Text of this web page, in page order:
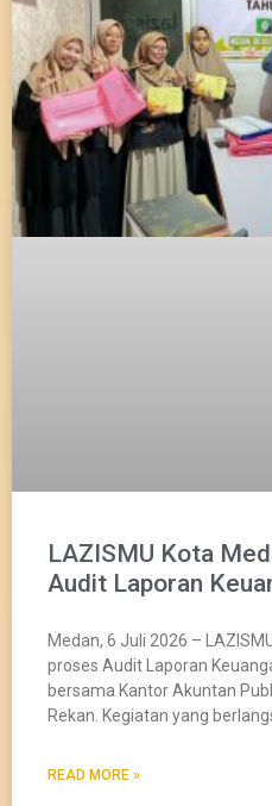
LAZISMU Kota
Audit Laporan
Medan, 6 Juli 2026 –
proses Audit Laporan
bersama Kantor Akuntan
Rekan. Kegiatan yang
READ MORE »